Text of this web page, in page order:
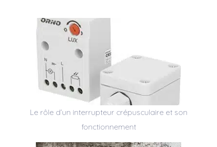
Le rôle d’un interrupteur crépusculaire et son
fonctionnement